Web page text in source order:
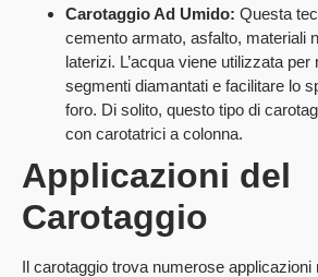
Carotaggio Ad Umido: Questa
cemento armato, asfalto, materiali
laterizi. L’acqua viene utilizzata per
segmenti diamantati e facilitare lo
foro. Di solito, questo tipo di
con carotatrici a colonna.
Applicazioni del
Carotaggio
Il carotaggio trova numerose applicazioni